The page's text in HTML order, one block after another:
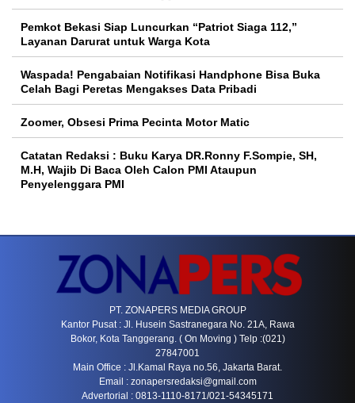
Pemkot Bekasi Siap Luncurkan “Patriot Siaga 112,”
Layanan Darurat untuk Warga Kota
Waspada! Pengabaian Notifikasi Handphone Bisa Buka
Celah Bagi Peretas Mengakses Data Pribadi
Zoomer, Obsesi Prima Pecinta Motor Matic
Catatan Redaksi : Buku Karya DR.Ronny F.Sompie, SH,
M.H, Wajib Di Baca Oleh Calon PMI Ataupun
Penyelenggara PMI
PT. ZONAPERS MEDIA GROUP
Kantor Pusat : Jl. Husein Sastranegara No. 21A, Rawa
Bokor, Kota Tanggerang. ( On Moving ) Telp :(021)
27847001
Main Office : Jl.Kamal Raya no.56, Jakarta Barat.
Email : zonapersredaksi@gmail.com
Advertorial : 0813-1110-8171/021-54345171